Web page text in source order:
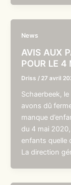
News
AVIS AUX
POUR LE
Driss / 27 avril
Schaerbeek,
avons dû
manque
du 4 mai
enfants quelle
La direction